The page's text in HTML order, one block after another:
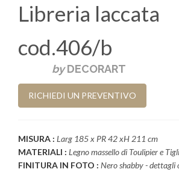
Libreria laccata
cod.406/b
by DECORART
RICHIEDI UN PREVENTIVO
MISURA : Larg 185 x PR 42 xH 211 cm
MATERIALI : Legno massello di Toulipier e
FINITURA IN FOTO : Nero shabby - dettagli